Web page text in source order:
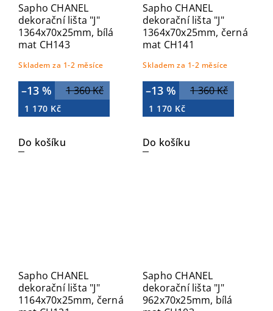
Sapho CHANEL
dekorační lišta "J"
1364x70x25mm, bílá
mat CH143
Skladem za 1-2 měsíce
1 360 Kč
–13 %
1 170 Kč
Do košíku
Sapho CHANEL
dekorační lišta "J"
1364x70x25mm, černá
mat CH141
Skladem za 1-2 měsíce
1 360 Kč
–13 %
1 170 Kč
Do košíku
Sapho CHANEL
dekorační lišta "J"
1164x70x25mm, černá
Sapho CHANEL
dekorační lišta "J"
962x70x25mm, bílá